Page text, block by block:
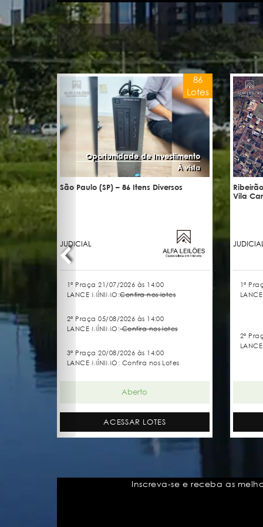
86
Lotes
Oportunidade de Investimento
À vista
São Paulo (SP) – 86 Itens Diversos
JUDICIAL
1ª Praça 21/07/2026 às 14:00
LANCE MÍNIMO:Confira nos lotes
2ª Praça 05/08/2026 às 14:00
LANCE MÍNIMO:Confira nos lotes
3ª Praça 20/08/2026 às 14:00
LANCE MÍNIMO: Confira nos Lotes
Aberto
ACESSAR LOTES
Vila
1ª
2ª
Inscreva-se e receba as